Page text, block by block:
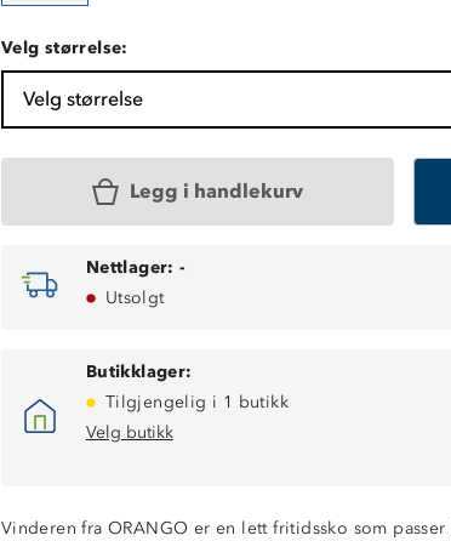
Velg størrelse:
Velg størrelse
Legg i handlekurv
Nettlager: -
Utsolgt
Butikklager:
Tilgjengelig i 1 butikk
Velg butikk
Vinderen fra ORANGO er en lett fritidssko som